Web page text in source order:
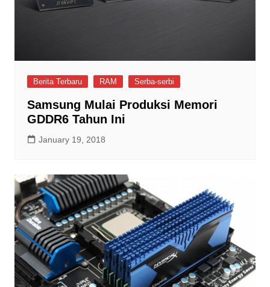
Berita Terbaru RAM Serba-serbi
Samsung Mulai Produksi Memori
GDDR6 Tahun Ini
January 19, 2018